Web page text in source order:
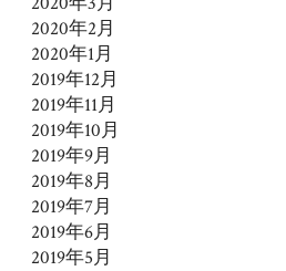
2020年2月
2020年1月
2019年12月
2019年11月
2019年10月
2019年9月
2019年8月
2019年7月
2019年6月
2019年5月